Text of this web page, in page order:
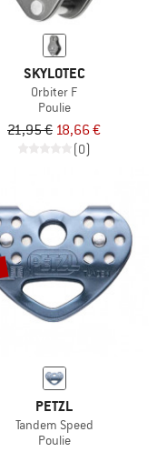
SKYLOTEC
Orbiter F
Poulie
21,95 € 18,66 €
(0)
PETZL
Tandem Speed
Poulie